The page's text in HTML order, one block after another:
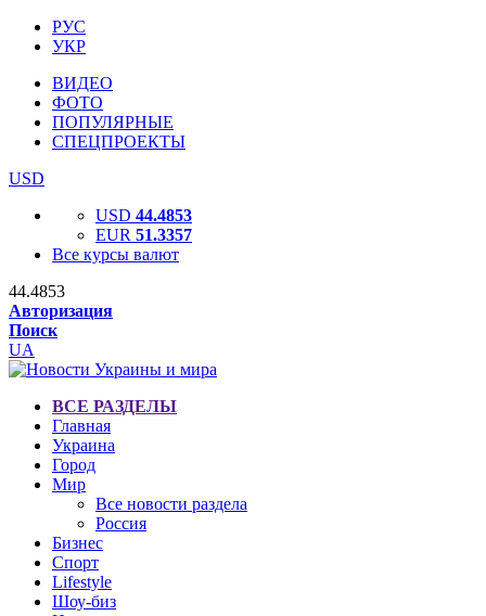
РУС
УКР
ВИДЕО
ФОТО
ПОПУЛЯРНЫЕ
СПЕЦПРОЕКТЫ
USD
USD 44.4853
EUR 51.3357
Все курсы валют
44.4853
Авторизация
Поиск
UA
ВСЕ РАЗДЕЛЫ
Главная
Украина
Город
Мир
Все новости раздела
Россия
Бизнес
Спорт
Lifestyle
Шоу-биз